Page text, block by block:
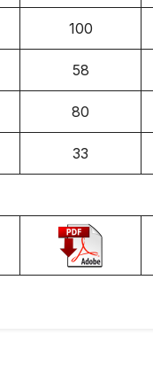
100
58
80
33